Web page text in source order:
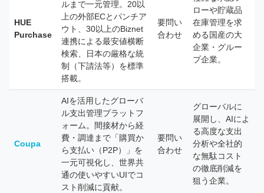
HUE
Purchase
ルまで一元管理。20以
上の外部ECとパンチア
ウト、30以上のBiznet
連携による最安値横断
検索、日本の厳格な統
制（下請法等）を標準
搭載。
要問い
合わせ
ローや貯蔵品
在庫管理を求
める国産の大
企業・グルー
プ企業。
Coupa
AIを活用したグローバ
ル支出管理プラットフ
ォーム。間接材から経
費・調達まで「購買か
ら支払い（P2P）」を
一元可視化し、世界共
通の使いやすいUIでコ
スト削減に貢献。
要問い
合わせ
グローバルに
展開し、AIによ
る高度な支出
分析や全社的
な無駄コスト
の徹底削減を
狙う企業。